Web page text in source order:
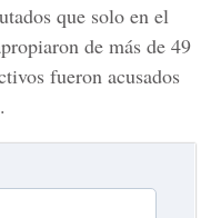
que solo en el
de más de 49
fueron acusados